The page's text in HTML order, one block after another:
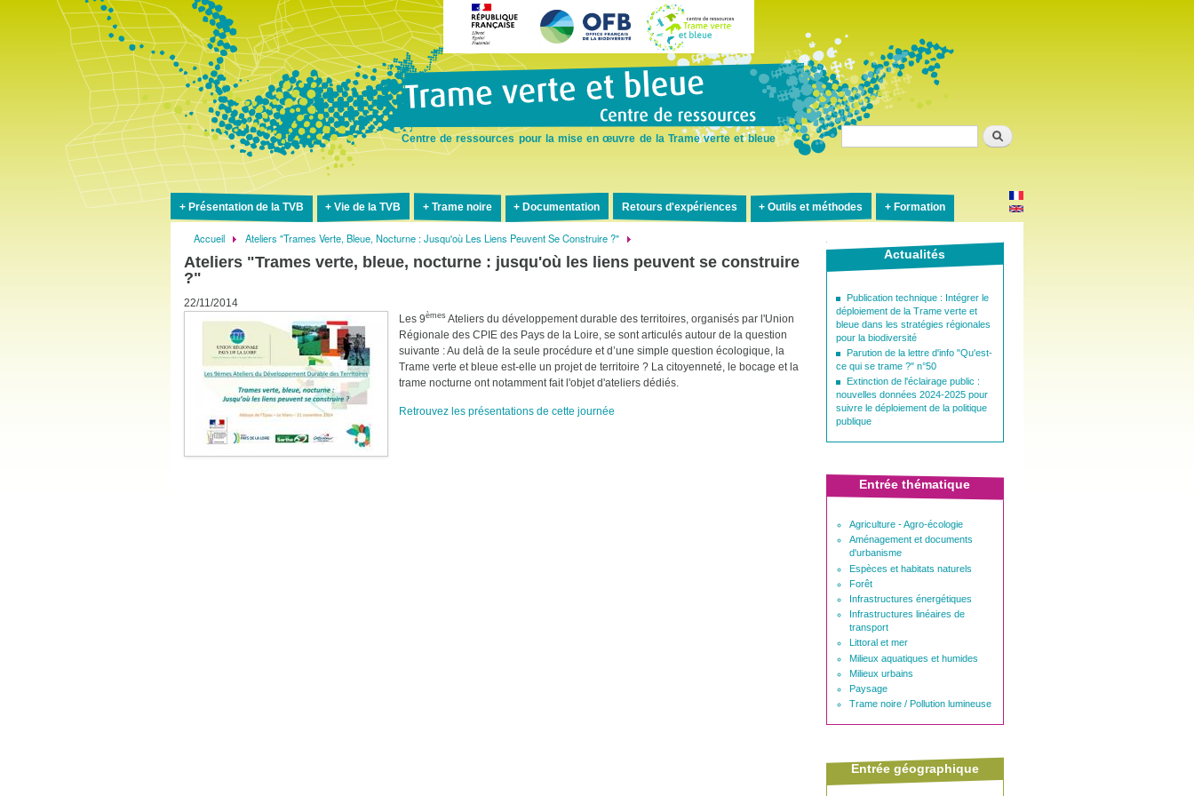
au
contenu
Centre de ressources pour la mise en œuvre de la Trame verte et bleue
Présentation de la TVB Vie de la TVB Trame noire Documentation Retours d'expériences Outils et méthodes Formation
Fil
d'Ariane
Accueil Ateliers "Trames Verte, Bleue, Nocturne : Jusqu'où Les Liens Peuvent Se Construire ?"
Ateliers "Trames verte, bleue, nocturne : jusqu'où les liens peuvent se construire
?"
22/11/2014
Les 9èmes Ateliers du développement durable des territoires, organisés par l'Union
Régionale des CPIE des Pays de la Loire, se sont articulés autour de la question
suivante : Au delà de la seule procédure et d’une simple question écologique, la
Trame verte et bleue est-elle un projet de territoire ? La citoyenneté, le bocage et la
trame nocturne ont notamment fait l'objet d'ateliers dédiés.
Retrouvez les présentations de cette journée
Actualités
Publication technique : Intégrer le
déploiement de la Trame verte et
bleue dans les stratégies régionales
pour la biodiversité
Parution de la lettre d'info "Qu'est-
ce qui se trame ?" n°50
Extinction de l'éclairage public :
nouvelles données 2024-2025 pour
suivre le déploiement de la politique
publique
Entrée thématique
Agriculture - Agro-écologie
Aménagement et documents
d'urbanisme
Espèces et habitats naturels
Forêt
Infrastructures énergétiques
Infrastructures linéaires de
transport
Littoral et mer
Milieux aquatiques et humides
Milieux urbains
Paysage
Trame noire / Pollution lumineuse
Entrée géographique